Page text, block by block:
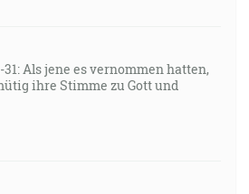
31: Als jene es vernommen hatten,
ihre Stimme zu Gott und